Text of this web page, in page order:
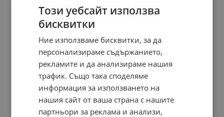
Този уебсайт използва
бисквитки
Ние използваме бисквитки, за да
персонализираме съдържанието,
рекламите и да анализираме нашия
трафик. Също така споделяме
информация за използването на
нашия сайт от ваша страна с нашите
партньори за реклама и анализи,